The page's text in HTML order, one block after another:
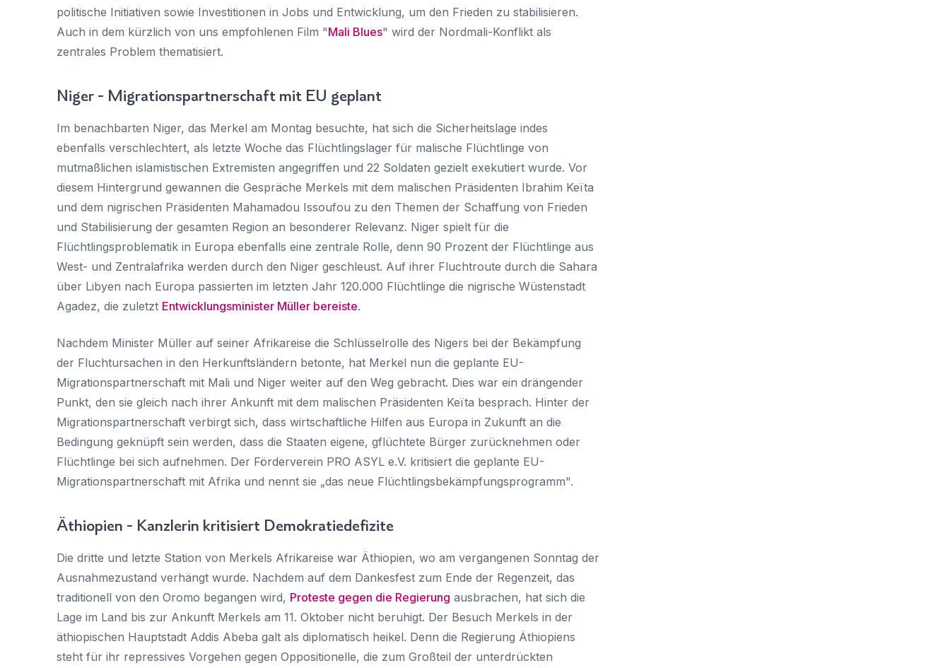
politische Initiativen sowie Investitionen in Jobs und Entwicklung, um den Frieden zu stabilisieren.
Auch in dem kürzlich von uns empfohlenen Film "Mali Blues" wird der Nordmali-Konflikt als
zentrales Problem thematisiert.
Niger - Migrationspartnerschaft mit EU geplant
Im benachbarten Niger, das Merkel am Montag besuchte, hat sich die Sicherheitslage indes
ebenfalls verschlechtert, als letzte Woche das Flüchtlingslager für malische Flüchtlinge von
mutmaßlichen islamistischen Extremisten angegriffen und 22 Soldaten gezielt exekutiert wurde. Vor
diesem Hintergrund gewannen die Gespräche Merkels mit dem malischen Präsidenten Ibrahim Keïta
und dem nigrischen Präsidenten Mahamadou Issoufou zu den Themen der Schaffung von Frieden
und Stabilisierung der gesamten Region an besonderer Relevanz. Niger spielt für die
Flüchtlingsproblematik in Europa ebenfalls eine zentrale Rolle, denn 90 Prozent der Flüchtlinge aus
West- und Zentralafrika werden durch den Niger geschleust. Auf ihrer Fluchtroute durch die Sahara
über Libyen nach Europa passierten im letzten Jahr 120.000 Flüchtlinge die nigrische Wüstenstadt
Agadez, die zuletzt Entwicklungsminister Müller bereiste.
Nachdem Minister Müller auf seiner Afrikareise die Schlüsselrolle des Nigers bei der Bekämpfung
der Fluchtursachen in den Herkunftsländern betonte, hat Merkel nun die geplante EU-
Migrationspartnerschaft mit Mali und Niger weiter auf den Weg gebracht. Dies war ein drängender
Punkt, den sie gleich nach ihrer Ankunft mit dem malischen Präsidenten Keïta besprach. Hinter der
Migrationspartnerschaft verbirgt sich, dass wirtschaftliche Hilfen aus Europa in Zukunft an die
Bedingung geknüpft sein werden, dass die Staaten eigene, gflüchtete Bürger zurücknehmen oder
Flüchtlinge bei sich aufnehmen. Der Förderverein PRO ASYL e.V. kritisiert die geplante EU-
Migrationspartnerschaft mit Afrika und nennt sie „das neue Flüchtlingsbekämpfungsprogramm".
Äthiopien - Kanzlerin kritisiert Demokratiedefizite
Die dritte und letzte Station von Merkels Afrikareise war Äthiopien, wo am vergangenen Sonntag der
Ausnahmezustand verhängt wurde. Nachdem auf dem Dankesfest zum Ende der Regenzeit, das
traditionell von den Oromo begangen wird, Proteste gegen die Regierung ausbrachen, hat sich die
Lage im Land bis zur Ankunft Merkels am 11. Oktober nicht beruhigt. Der Besuch Merkels in der
äthiopischen Hauptstadt Addis Abeba galt als diplomatisch heikel. Denn die Regierung Äthiopiens
steht für ihr repressives Vorgehen gegen Oppositionelle, die zum Großteil der unterdrückten